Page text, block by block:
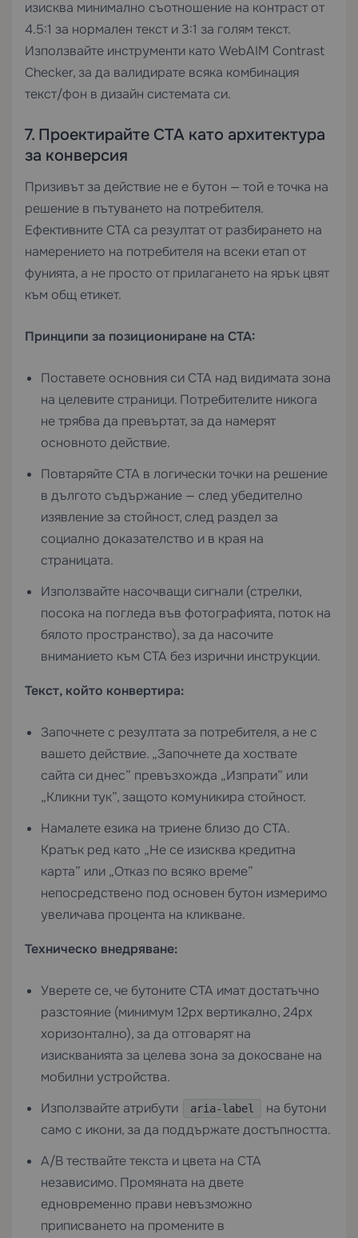
изисква минимално съотношение на контраст от
4.5:1 за нормален текст и 3:1 за голям текст.
Използвайте инструменти като WebAIM Contrast
Checker, за да валидирате всяка комбинация
текст/фон в дизайн системата си.
7. Проектирайте CTA като архитектура
за конверсия
Призивът за действие не е бутон — той е точка на
решение в пътуването на потребителя.
Ефективните CTA са резултат от разбирането на
намерението на потребителя на всеки етап от
фунията, а не просто от прилагането на ярък цвят
към общ етикет.
Принципи за позициониране на CTA:
Поставете основния си CTA над видимата зона
на целевите страници. Потребителите никога
не трябва да превъртат, за да намерят
основното действие.
Повтаряйте CTA в логически точки на решение
в дългото съдържание — след убедително
изявление за стойност, след раздел за
социално доказателство и в края на
страницата.
Използвайте насочващи сигнали (стрелки,
посока на погледа във фотографията, поток на
бялото пространство), за да насочите
вниманието към CTA без изрични инструкции.
Текст, който конвертира:
Започнете с резултата за потребителя, а не с
вашето действие. „Започнете да хоствате
сайта си днес” превъзхожда „Изпрати” или
„Кликни тук”, защото комуникира стойност.
Намалете езика на триене близо до CTA.
Кратък ред като „Не се изисква кредитна
карта” или „Отказ по всяко време”
непосредствено под основен бутон измеримо
увеличава процента на кликване.
Техническо внедряване:
Уверете се, че бутоните CTA имат достатъчно
разстояние (минимум 12px вертикално, 24px
хоризонтално), за да отговарят на
изискванията за целева зона за докосване на
мобилни устройства.
Използвайте атрибути
aria-label
на бутони
само с икони, за да поддържате достъпността.
A/B тествайте текста и цвета на CTA
независимо. Промяната на двете
едновременно прави невъзможно
приписването на промените в